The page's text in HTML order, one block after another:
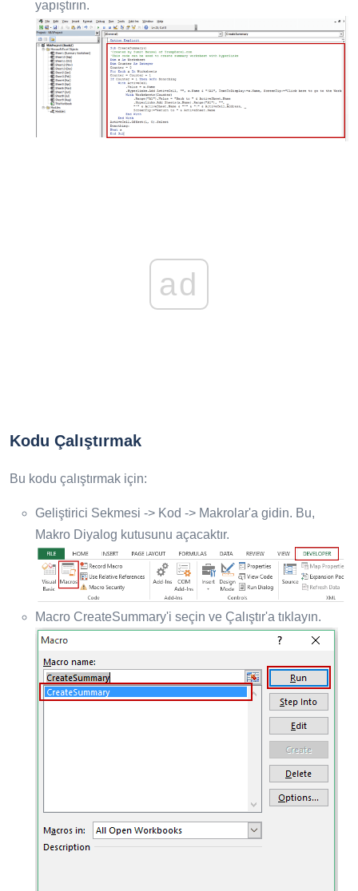
yapıştırın.
ad
Kodu Çalıştırmak
Bu kodu çalıştırmak için:
Geliştirici Sekmesi -> Kod -> Makrolar'a gidin. Bu,
Makro Diyalog kutusunu açacaktır.
Macro CreateSummary'i seçin ve Çalıştır'a tıklayın.